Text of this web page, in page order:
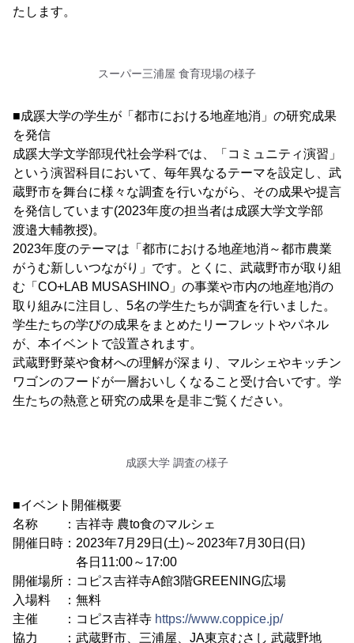
たします。
スーパー三浦屋 食育現場の様子
■成蹊大学の学生が「都市における地産地消」の研究成果
を発信
成蹊大学文学部現代社会学科では、「コミュニティ演習」
という演習科目において、毎年異なるテーマを設定し、武
蔵野市を舞台に様々な調査を行いながら、その成果や提言
を発信しています(2023年度の担当者は成蹊大学文学部
渡邉大輔教授)。
2023年度のテーマは「都市における地産地消～都市農業
がうむ新しいつながり」です。とくに、武蔵野市が取り組
む「CO+LAB MUSASHINO」の事業や市内の地産地消の
取り組みに注目し、5名の学生たちが調査を行いました。
学生たちの学びの成果をまとめたリーフレットやパネル
が、本イベントで設置されます。
武蔵野野菜や食材への理解が深まり、マルシェやキッチン
ワゴンのフードが一層おいしくなること受け合いです。学
生たちの熱意と研究の成果を是非ご覧ください。
成蹊大学 調査の様子
■イベント開催概要
名称 ：吉祥寺 農to食のマルシェ
開催日時：2023年7月29日(土)～2023年7月30日(日)
各日11:00～17:00
開催場所：コピス吉祥寺A館3階GREENING広場
入場料 ：無料
主催 ：コピス吉祥寺 https://www.coppice.jp/
協力 ：武蔵野市、三浦屋、JA東京むさし 武蔵野地